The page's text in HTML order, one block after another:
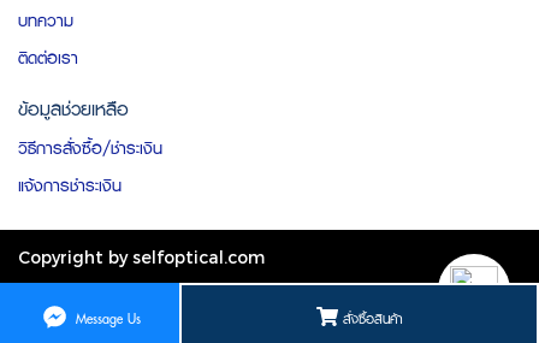
สั่งซื้อสินค้า
Message Us
บทความ
ติดต่อเรา
ข้อมูลช่วยเหลือ
วิธีการสั่งซื้อ/ชำระเงิน
แจ้งการชำระเงิน
Copyright by selfoptical.com